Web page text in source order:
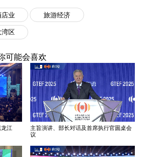
业
旅游经济
湾区
可能会喜欢
江
主旨演讲、部长对话及首席执行官圆桌会
议